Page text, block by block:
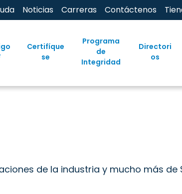
Noticias Carreras Contáctenos
Certifíque
se
Programa
de
Integridad
Directori
os
de la industria y mucho más de